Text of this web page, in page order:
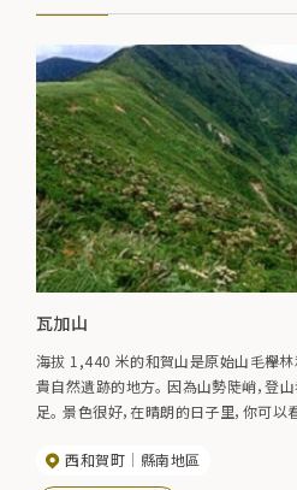
瓦加山
海拔 1,440 米的和賀山是原始山毛櫸
貴自然遺跡的地方。 因為山勢陡峭，登
足。 景色很好，在晴朗的日子里，你可以
西和賀町
縣南地區